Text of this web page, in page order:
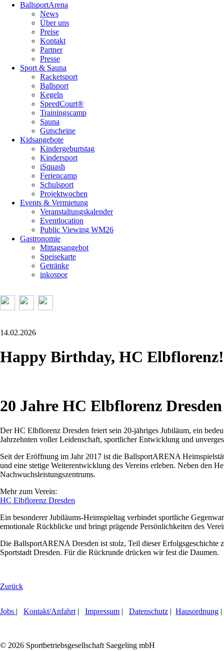
überspringenBallsportArena
News
Über uns
Preise
Kontakt
Partner
Presse
Sport & Sauna
Racketsport
Ballsport
Kegeln
SpeedCourt®
Trainingscamp
Sauna
Gutscheine
Kidsangebote
Kindergeburtstag
Kindersport
iSquash
Feriencamp
Schulsport
Projektwochen
Events & Vermietung
Veranstaltungskalender
Eventlocation
Public Viewing WM26
Gastronomie
Mittagsangebot
Speisekarte
Getränke
inkospor
14.02.2026
Happy Birthday, HC Elbflorenz!
20 Jahre HC Elbflorenz
Der HC Elbflorenz Dresden feiert sein 20-jähriges Jubiläum, ein
Jahrzehnten voller Leidenschaft, sportlicher Entwicklung und
Seit der Eröffnung im Jahr 2017 ist die BallsportARENA
und eine stetige Weiterentwicklung des Vereins erleben. Neben den
Nachwuchsleistungszentrums.
Mehr zum Verein:
HC Elbflorenz Dresden
Ein besonderer Jubiläums-Heimspieltag verbindet sportliche
emotionale Rückblicke und bringt prägende Persönlichkeiten des
Die BallsportARENA Dresden ist stolz, Teil dieser Erfolgsgeschichte
Sportstadt Dresden. Für die Rückrunde drücken wir fest die Daumen.
Zurück
Jobs | Kontakt/Anfahrt | Impressum | Datenschutz | Hausordnung |
© 2026 Sportbetriebsgesellschaft Saegeling mbH